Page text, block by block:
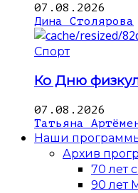
07.08.2026
Дина Столярова
Спорт
Ко Дню
07.08.2026
Татьяна
Наши
Архив
70 лет
90 лет